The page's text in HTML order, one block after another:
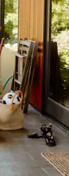
o explora con